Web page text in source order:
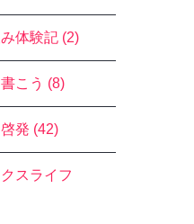
体験記 (2)
こう (8)
発 (42)
スライフ